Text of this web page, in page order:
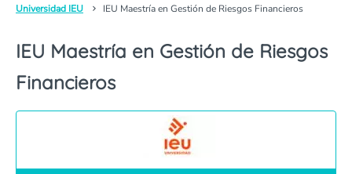
Universidad IEU IEU Maestría en Gestión de Riesgos Financieros
IEU Maestría en Gestión de Riesgos
Financieros